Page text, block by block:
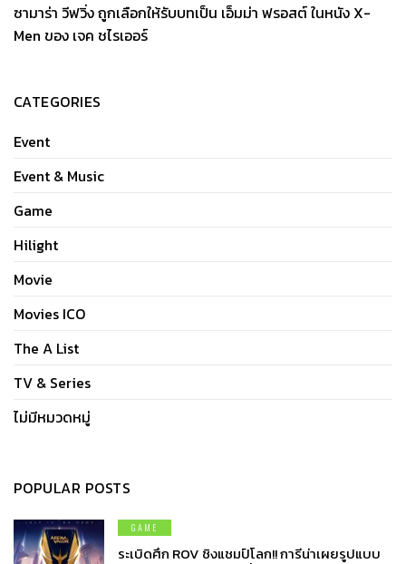
ซามาร่า วีฟวิ่ง ถูกเลือกให้รับบทเป็น เอ็มม่า ฟรอสต์ ในหนัง X-
Men ของ เจค ชไรเออร์
CATEGORIES
Event
Event & Music
Game
Hilight
Movie
Movies ICO
The A List
TV & Series
ไม่มีหมวดหมู่
POPULAR POSTS
GAME
ระเบิดศึก ROV ชิงแชมป์โลก!! การีน่าเผยรูปแบบ